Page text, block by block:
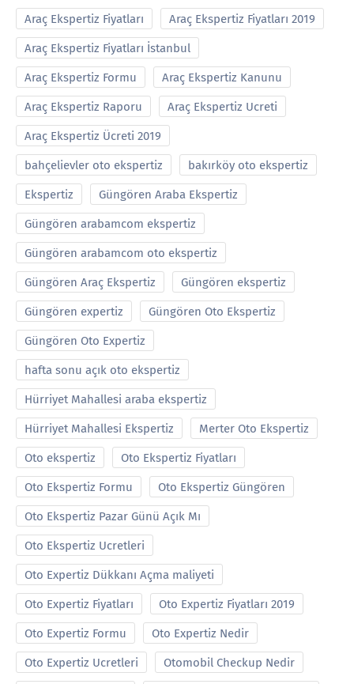
Araç Ekspertiz Fiyatları Araç Ekspertiz Fiyatları 2019
Araç Ekspertiz Fiyatları İstanbul
Araç Ekspertiz Formu Araç Ekspertiz Kanunu
Araç Ekspertiz Raporu Araç Ekspertiz Ucreti
Araç Ekspertiz Ücreti 2019
bahçelievler oto ekspertiz bakırköy oto ekspertiz
Ekspertiz Güngören Araba Ekspertiz
Güngören arabamcom ekspertiz
Güngören arabamcom oto ekspertiz
Güngören Araç Ekspertiz Güngören ekspertiz
Güngören expertiz Güngören Oto Ekspertiz
Güngören Oto Expertiz
hafta sonu açık oto ekspertiz
Hürriyet Mahallesi araba ekspertiz
Hürriyet Mahallesi Ekspertiz Merter Oto Ekspertiz
Oto ekspertiz Oto Ekspertiz Fiyatları
Oto Ekspertiz Formu Oto Ekspertiz Güngören
Oto Ekspertiz Pazar Günü Açık Mı
Oto Ekspertiz Ucretleri
Oto Expertiz Dükkanı Açma maliyeti
Oto Expertiz Fiyatları Oto Expertiz Fiyatları 2019
Oto Expertiz Formu Oto Expertiz Nedir
Oto Expertiz Ucretleri Otomobil Checkup Nedir